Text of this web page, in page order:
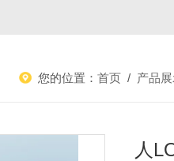
您的位置：首页 / 产品
人